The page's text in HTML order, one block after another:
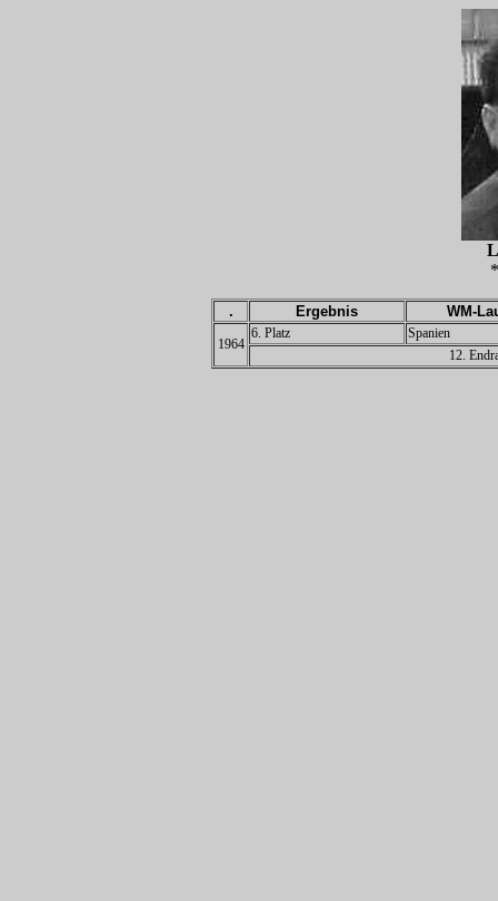
. Ergebnis WM-
1964
6. Platz
Spanien
12.